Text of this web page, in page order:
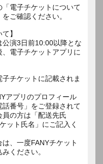
電子チケットについて
ご確認ください。
】
演3日前10:00以降とな
電子チケットアプリに
チケットに記載されま
アプリのプロフィール
番号」をご登録されて
の方は「配送先氏
ット氏名」にご記入く
、一度FANYチケット
みください。